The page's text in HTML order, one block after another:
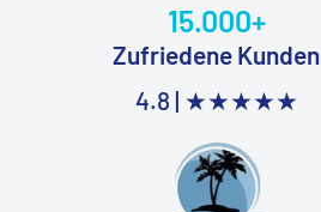
15.000+
Zufriedene Kunden
4.8 | ★★★★★